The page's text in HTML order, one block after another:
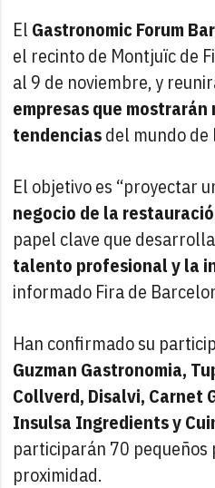
El Gastronomic Forum
el recinto de Montjuïc de
al 9 de noviembre, y
empresas que mostrarán
tendenciasdel mundo
El objetivo es “proyectar
negocio de la
papel clave que
talento profesional y la
informado Fira de
Han confirmado su
Guzman Gastronomia,
Collverd, Disalvi, Carnet
Insulsa Ingredients y
participarán 70 pequeños
proximidad.